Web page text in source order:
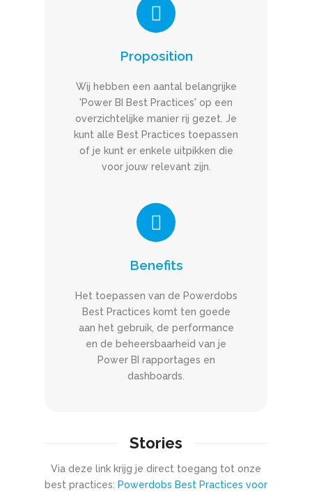
Proposition
Wij hebben een aantal belangrijke
'Power BI Best Practices' op een
overzichtelijke manier rij gezet. Je
kunt alle Best Practices toepassen
of je kunt er enkele uitpikken die
voor jouw relevant zijn.
Benefits
Het toepassen van de Powerdobs
Best Practices komt ten goede
aan het gebruik, de performance
en de beheersbaarheid van je
Power BI rapportages en
dashboards.
Stories
Via deze link krijg je direct toegang tot onze
best practices: Powerdobs Best Practices voor